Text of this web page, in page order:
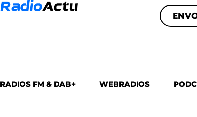
RADIOS FM & DAB+ WEBRADIOS